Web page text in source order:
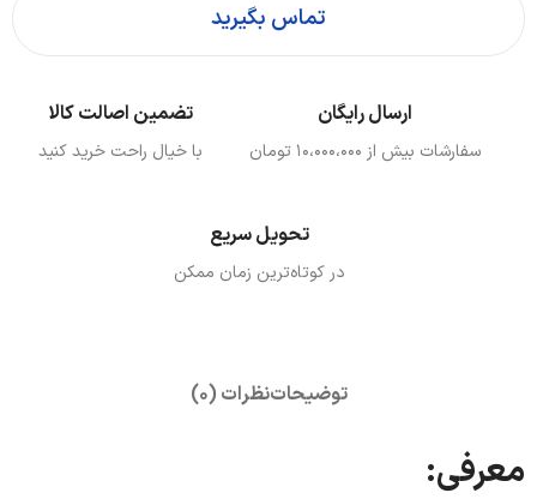
تماس بگیرید
ارسال رایگان
سفارشات بیش از ۱۰،000،000 تومان
تضمین اصالت کالا
با خیال راحت خرید کنید
تحویل سریع
در کوتاه‌ترین زمان ممکن
توضیحاتنظرات (0)
معرفی: